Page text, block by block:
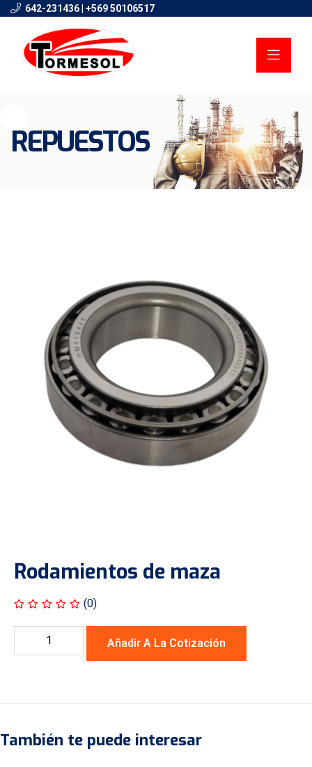
642-231436 | +569 50106517
REPUESTOS
Rodamientos de maza
(0)
Añadir A La Cotización
También te puede interesar